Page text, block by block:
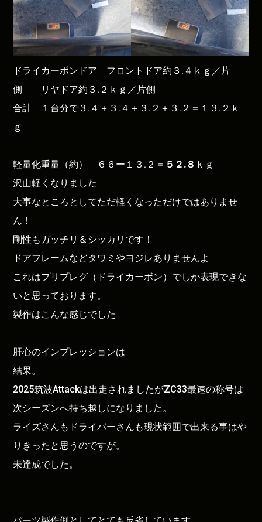
ドライカーボンドア フロントドア約３.４ｋｇ／片
側 リヤドア約３.２ｋｇ／片側
合計 １台分で３.４＋３.４＋３.２＋３.２＝１３.２ｋ
ｇ
軽量化重量（約） ６６ー１３.２＝ ５２.８ ｋｇ
沢山軽くなりました
大事なところとしてただ軽くなっただけではありませ
ん！
剛性もガッチリ＆シッカリです！
ドアフレームなどタワミやヨジレありませんよ
これはプリプレグ（ドライカーボン）でしか表現できな
いと思っております。
製作はこんな感じでした
肝心のインプレッションは
結果。
2025筑波Attackは出走されましたがZC33最速の称号は
次シーズンへ持ち越しになりました。
ライズさんもドライバーさんも現状範囲で出来る事はや
りきったと思うのですが。
未達成でした。